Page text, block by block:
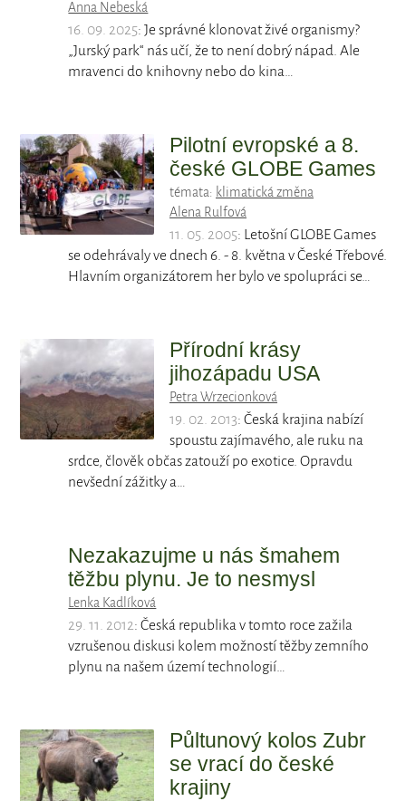
Anna Nebeská
16. 09. 2025: Je správné klonovat živé organismy?
„Jurský park“ nás učí, že to není dobrý nápad. Ale
mravenci do knihovny nebo do kina…
Pilotní evropské a 8.
české GLOBE Games
témata: klimatická změna
Alena Rulfová
11. 05. 2005: Letošní GLOBE Games
se odehrávaly ve dnech 6. - 8. května v České Třebové.
Hlavním organizátorem her bylo ve spolupráci se…
Přírodní krásy
jihozápadu USA
Petra Wrzecionková
19. 02. 2013: Česká krajina nabízí
spoustu zajímavého, ale ruku na
srdce, člověk občas zatouží po exotice. Opravdu
nevšední zážitky a…
Nezakazujme u nás šmahem
těžbu plynu. Je to nesmysl
Lenka Kadlíková
29. 11. 2012: Česká republika v tomto roce zažila
vzrušenou diskusi kolem možností těžby zemního
plynu na našem území technologií…
Půltunový kolos Zubr
se vrací do české
krajiny